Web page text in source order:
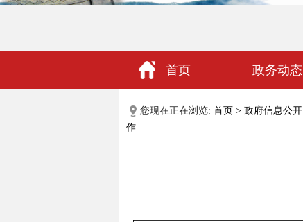
首页 政务动态
政民互动
您现在正在浏览: 首页 > 政府信息公开
作